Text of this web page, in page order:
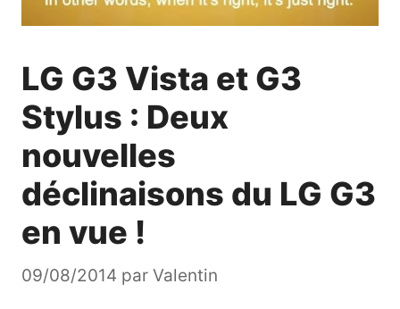
LG G3 Vista et G3
Stylus : Deux
nouvelles
déclinaisons du LG G3
en vue !
09/08/2014 par Valentin